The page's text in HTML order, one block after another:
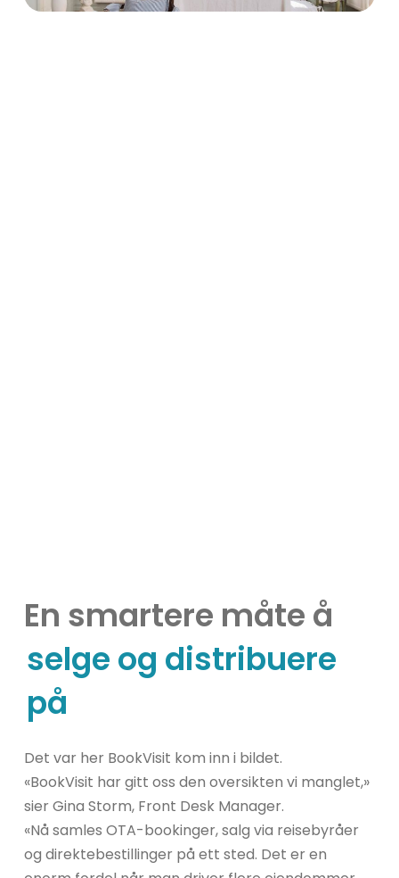
En smartere måte å
selge og distribuere
på
Det var her BookVisit kom inn i bildet.
«BookVisit har gitt oss den oversikten vi manglet,»
sier Gina Storm, Front Desk Manager.
«Nå samles OTA-bookinger, salg via reisebyråer
og direktebestillinger på ett sted. Det er en